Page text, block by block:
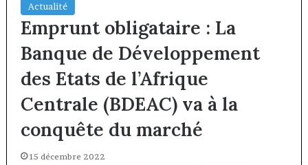
Actualité
Emprunt obligataire : La
Banque de Développement
des Etats de l’Afrique
Centrale (BDEAC) va à la
conquête du marché
15 décembre 2022